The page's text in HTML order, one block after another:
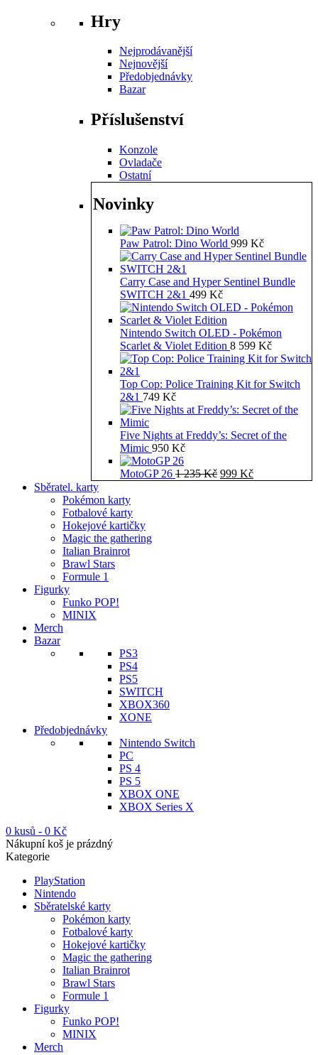
Hry
Nejprodávanější
Nejnovější
Předobjednávky
Bazar
Příslušenství
Konzole
Ovladače
Ostatní
Novinky
Paw Patrol: Dino World 999 Kč
Carry Case and Hyper Sentinel Bundle
SWITCH 2&1 499 Kč
Nintendo Switch OLED - Pokémon
Scarlet & Violet Edition 8 599 Kč
Top Cop: Police Training Kit for Switch
2&1 749 Kč
Five Nights at Freddy’s: Secret of the
Mimic 950 Kč
MotoGP 26 1 235Kč Původní
999 KčAktuální
Sběratel. karty
Pokémon karty
Fotbalové karty
Hokejové kartičky
Magic the gathering
Italian Brainrot
Brawl Stars
Formule 1
Figurky
Funko POP!
MINIX
Merch
Bazar
PS3
PS4
PS5
SWITCH
XBOX360
XONE
Předobjednávky
Nintendo Switch
PC
PS 4
PS 5
XBOX ONE
XBOX Series X
0 kusů - 0 Kč
Nákupní koš je prázdný
Kategorie
PlayStation
Nintendo
Sběratelské karty
Pokémon karty
Fotbalové karty
Hokejové kartičky
Magic the gathering
Italian Brainrot
Brawl Stars
Formule 1
Figurky
Funko POP!
MINIX
Merch